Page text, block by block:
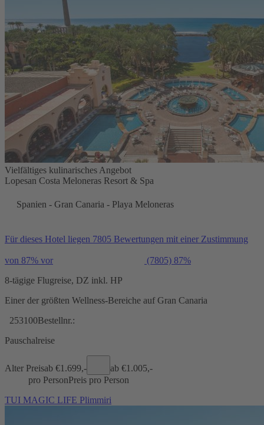
Vielfältiges kulinarisches Angebot
Lopesan Costa Meloneras Resort & Spa
Spanien - Gran Canaria - Playa Meloneras
Für dieses Hotel liegen 7805 Bewertungen mit einer Zustimmung
von 87% vor (7805) 87%
8-tägige Flugreise, DZ inkl. HP
Einer der größten Wellness-Bereiche auf Gran Canaria
253100Bestellnr.:
Pauschalreise
Alter Preisab €1.699,- ab €1.005,-
pro PersonPreis pro Person
TUI MAGIC LIFE Plimmiri